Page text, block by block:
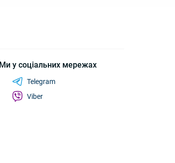
Ми у соціальних мережах
Telegram
Viber